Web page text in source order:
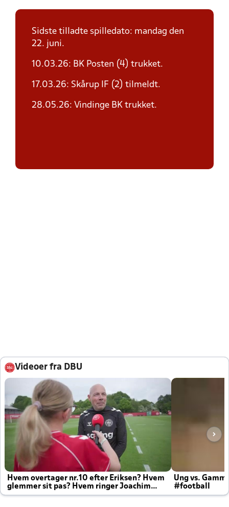
Sidste tilladte spilledato: mandag den
22. juni.
10.03.26: BK Posten (4) trukket.
17.03.26: Skårup IF (2) tilmeldt.
28.05.26: Vindinge BK trukket.
Videoer fra DBU
Hvem overtager nr.10 efter Eriksen? Hvem
glemmer sit pas? Hvem ringer Joachim
altid til efter kampe?
Ung vs.
#football